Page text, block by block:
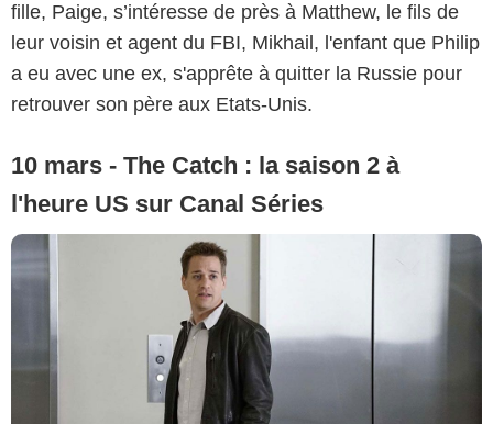
fille, Paige, s’intéresse de près à Matthew, le fils de
leur voisin et agent du FBI, Mikhail, l'enfant que Philip
a eu avec une ex, s'apprête à quitter la Russie pour
retrouver son père aux Etats-Unis.
10 mars - The Catch : la saison 2 à
l'heure US sur Canal Séries